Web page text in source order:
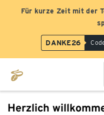
Für kurze Zeit mit der
DANKE26
Herzlich